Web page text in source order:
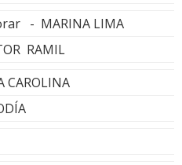
- MARINA LIMA
RAMIL